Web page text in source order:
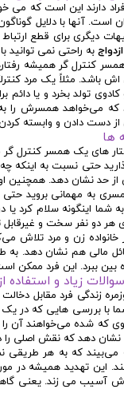
دارند این است که می
است. آنها با دلایل
دیگری برای قطع
ازدواج به راحتی نمی توانید
کنترل گر همیشه
اش باشد. مثلاً یک مرد
تولد بخرد و یا دائم
می‌خواهد همسرش را
دست دادن و وابسته
های یک همسر کنترل
حتی نسبت به
نشان دهد. همچنین او
به مهمانی بروید حتی
شما اینگونه سلام کرد
هر دو نفر سخت و
خانواده زن و مرد تلاش
مالی هم نشان دهد.
ذره بین ببرد. این فرد
زندگی فرد مقابل
با بررسی هایی که در
که شده می‌خواهند آن را
دهد که نقش اصلی را
که به هر طریقی
این تهدید همیشه در
آسیب می زند. یعنی